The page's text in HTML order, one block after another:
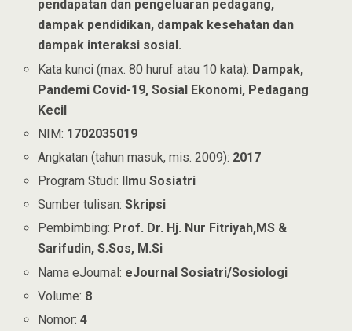
pendapatan dan pengeluaran pedagang,
dampak pendidikan, dampak kesehatan dan
dampak interaksi sosial.
Kata kunci (max. 80 huruf atau 10 kata): Dampak,
Pandemi Covid-19, Sosial Ekonomi, Pedagang
Kecil
NIM: 1702035019
Angkatan (tahun masuk, mis. 2009): 2017
Program Studi: Ilmu Sosiatri
Sumber tulisan:Skripsi
Pembimbing: Prof. Dr. Hj. Nur Fitriyah,MS &
Sarifudin, S.Sos, M.Si
Nama eJournal: eJournal Sosiatri/Sosiologi
Volume: 8
Nomor:4